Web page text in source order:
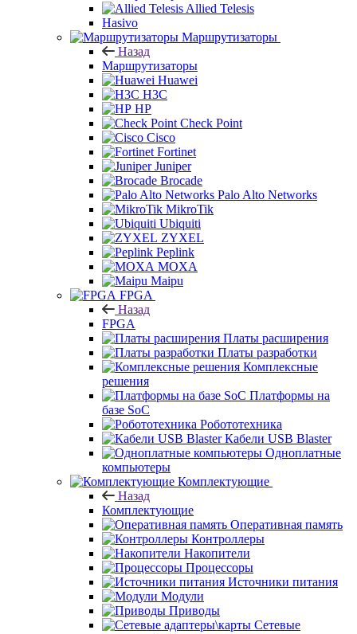
Allied Telesis
Hasivo
Маршрутизаторы
Назад
Маршрутизаторы
Huawei
H3C
HP
Check Point
Cisco
Fortinet
Juniper
Brocade
Palo Alto Networks
MikroTik
Ubiquiti
ZYXEL
Peplink
MOXA
Maipu
FPGA
Назад
FPGA
Платы расширения
Платы разработки
Комплексные
решения
Платформы на
базе SoC
Робототехника
Кабели USB Blaster
Одноплатные
компьютеры
Комплектующие
Назад
Комплектующие
Оперативная память
Контроллеры
Накопители
Процессоры
Источники питания
Модули
Приводы
Сетевые